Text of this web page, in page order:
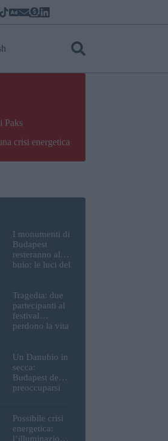
Paks
crisi energetica
I monumenti di
Budapest
resteranno al
buio: le luci del
Buda e della
Cittadella
verranno
spente
Tragedia: due
partecipanti al
festival
perdono la vita
Ungheria
Un Danubio in
secca:
Budapest deve
preoccuparsi
mento idrico?
Un esperto
mette in luce
Possibile crisi
energetica:
l’illuminazione